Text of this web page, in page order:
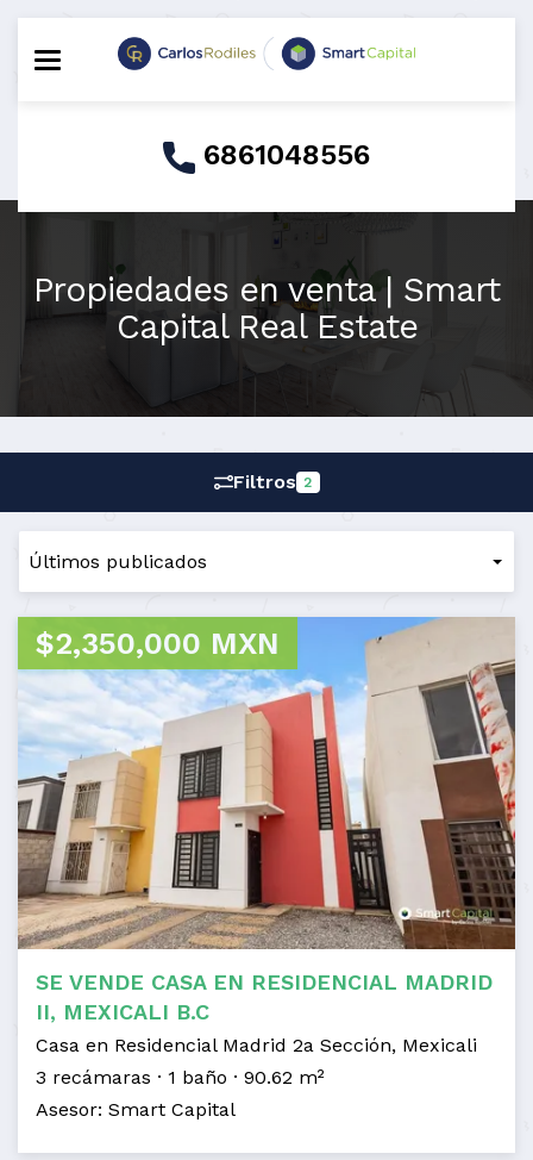
Toggle navigation
6861048556
Propiedades en venta | Smart
Capital Real Estate
Filtros 2
$2,350,000 MXN
SE VENDE CASA EN RESIDENCIAL MADRID
II, MEXICALI B.C
Casa en Residencial Madrid 2a Sección, Mexicali
3 recámaras
1 baño
90.62 m²
Asesor: Smart Capital